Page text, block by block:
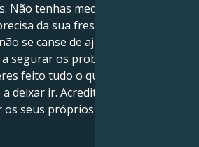
Não tenhas medo de dizer o que
da sua frescura. Mais
se canse de ajudar os outros.
segurar os problemas de toda a
feito tudo o que puderes para
deixar ir. Acredite que eles
seus próprios obstáculos e